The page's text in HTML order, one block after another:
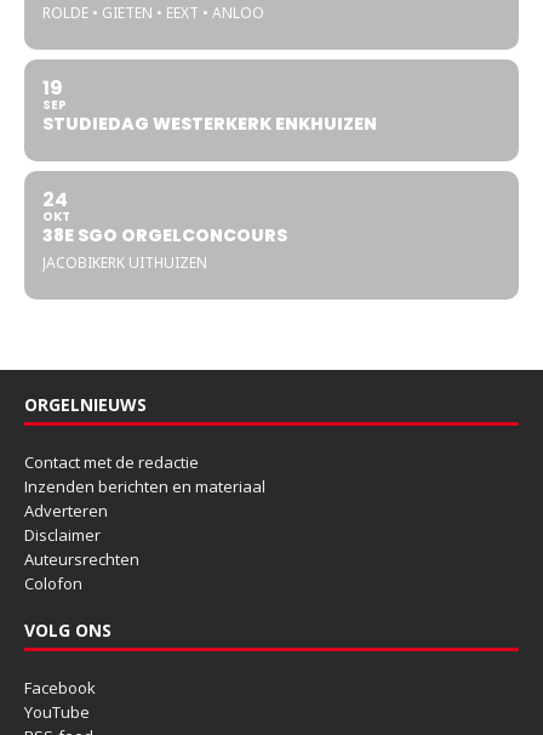
ROLDE • GIETEN • EEXT • ANLOO
19
SEP
STUDIEDAG WESTERKERK ENKHUIZEN
24
OKT
38E SGO ORGELCONCOURS
JACOBIKERK UITHUIZEN
ORGELNIEUWS
Contact met de redactie
Inzenden berichten en materiaal
Adverteren
Disclaimer
Auteursrechten
Colofon
VOLG ONS
Facebook
YouTube